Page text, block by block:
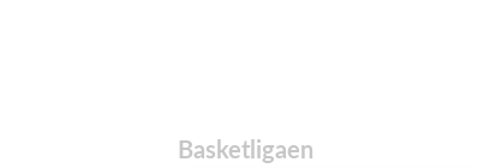
Basketligaen